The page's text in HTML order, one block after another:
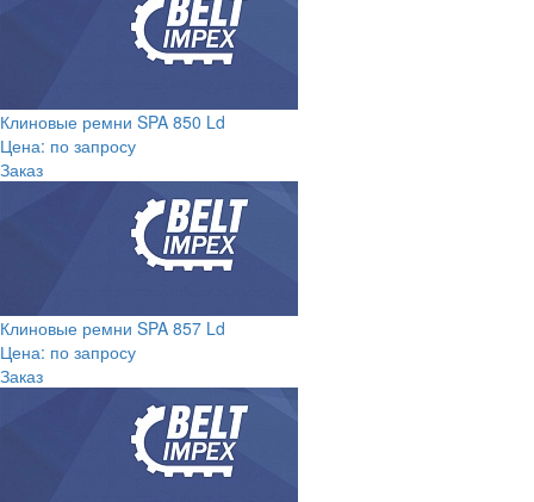
Клиновые ремни SPA 850 Ld
Цена: по запросу
Заказ
Клиновые ремни SPA 857 Ld
Цена: по запросу
Заказ